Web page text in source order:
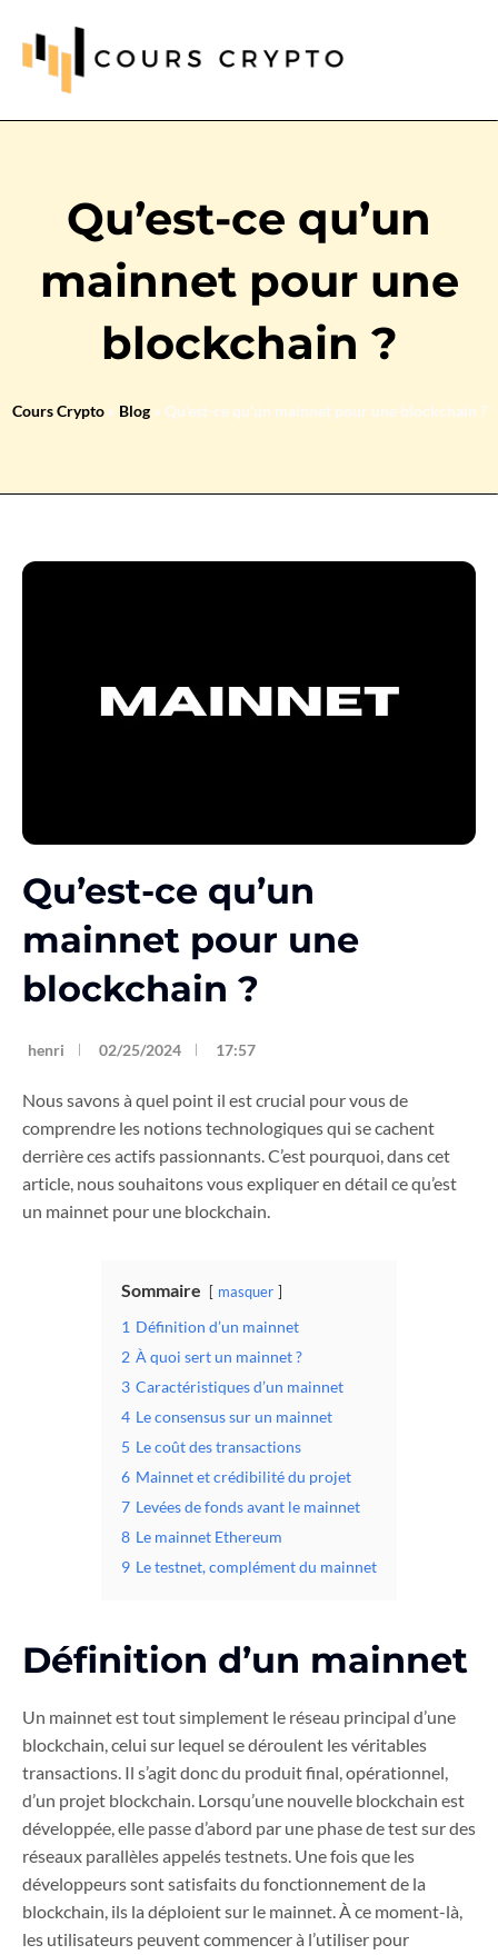
Qu’est-ce qu’un
mainnet pour une
blockchain ?
Cours Crypto» Blog» Qu’est-ce qu’un mainnet pour une blockchain ?
Qu’est-ce qu’un
mainnet pour une
blockchain ?
henri 02/25/2024 17:57
Nous savons à quel point il est crucial pour vous de
comprendre les notions technologiques qui se cachent
derrière ces actifs passionnants. C’est pourquoi, dans cet
article, nous souhaitons vous expliquer en détail ce qu’est
un mainnet pour une blockchain.
Sommaire masquer
1 Définition d’un mainnet
2 À quoi sert un mainnet ?
3 Caractéristiques d’un mainnet
4 Le consensus sur un mainnet
5 Le coût des transactions
6 Mainnet et crédibilité du projet
7 Levées de fonds avant le mainnet
8 Le mainnet Ethereum
9 Le testnet, complément du mainnet
Définition d’un mainnet
Un mainnet est tout simplement le réseau principal d’une
blockchain, celui sur lequel se déroulent les véritables
transactions. Il s’agit donc du produit final, opérationnel,
d’un projet blockchain. Lorsqu’une nouvelle blockchain est
développée, elle passe d’abord par une phase de test sur des
réseaux parallèles appelés testnets. Une fois que les
développeurs sont satisfaits du fonctionnement de la
blockchain, ils la déploient sur le mainnet. À ce moment-là,
les utilisateurs peuvent commencer à l’utiliser pour